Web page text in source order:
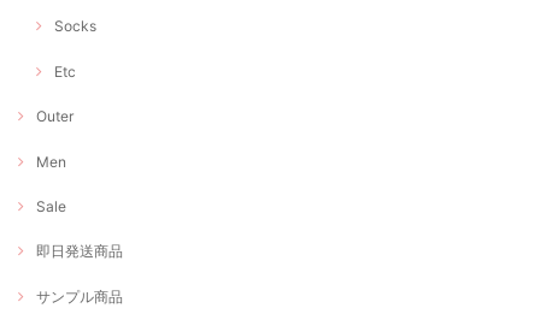
Socks
Etc
Outer
Men
Sale
即日発送商品
サンプル商品